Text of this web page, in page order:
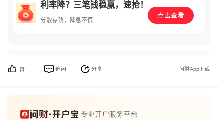
利率降？三笔钱稳赢，速抢！
分散存钱，降息不慌
点击查看
赞 追问 分享 问财App下载